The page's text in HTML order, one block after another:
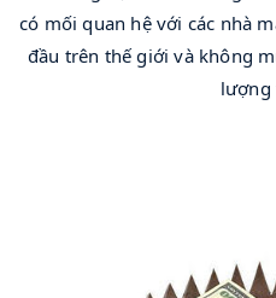
có mối quan hệ với các nhà
đầu trên thế giới và không
lượng